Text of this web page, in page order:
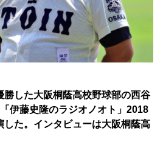
勝した大阪桐蔭高校野球部の西谷
伊藤史隆のラジオノオト」2018
した。インタビューは大阪桐蔭高